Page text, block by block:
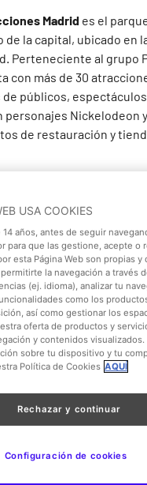
Madrid es el
la capital, ubicado en
Perteneciente al grupo
con más de 30
públicos,
Nickelodeon
de restauración y
‘Bien de Interés
Histórico’, es uno de los
Parque de Atracciones de
pulmón de la ciudad
al aire libre es la
día festivo para las
de Madrid está
Maquinismo, Naturaleza,
reúne las
Los más atrevidos
USA COOKIES
años, antes de seguir
para que las gestione, acepte o
esta Página Web son propias y
la navegación a través
(ej. idioma), analizar tu
como los
así como gestionar los
oferta de productos y
y contenidos visualizados.
sobre tu dispositivo y tu
Política de Cookies AQUÍ
Rechazar y continuar
Configuración de cookies